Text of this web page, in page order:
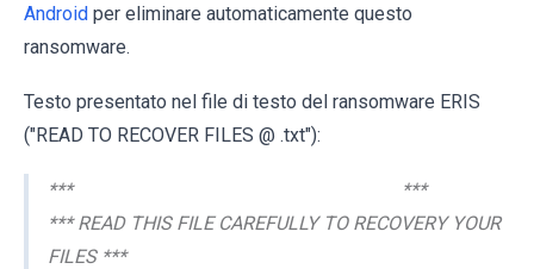
Android per eliminare automaticamente questo
ransomware.
Testo presentato nel file di testo del ransomware ERIS
("READ TO RECOVER FILES @ .txt"):
*** ***
*** READ THIS FILE CAREFULLY TO RECOVERY YOUR
FILES ***